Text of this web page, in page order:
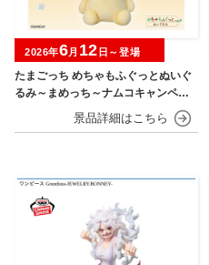
たまごっち めちゃもふぐっとぬいぐ
るみ～まめっち～ナムコキャンペー
2026年6月 12 日～登場